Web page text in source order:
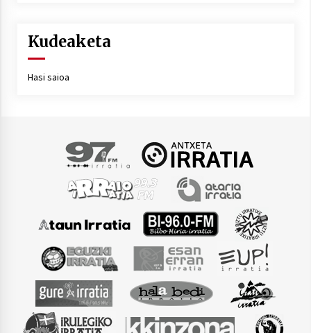
Kudeaketa
Hasi saioa